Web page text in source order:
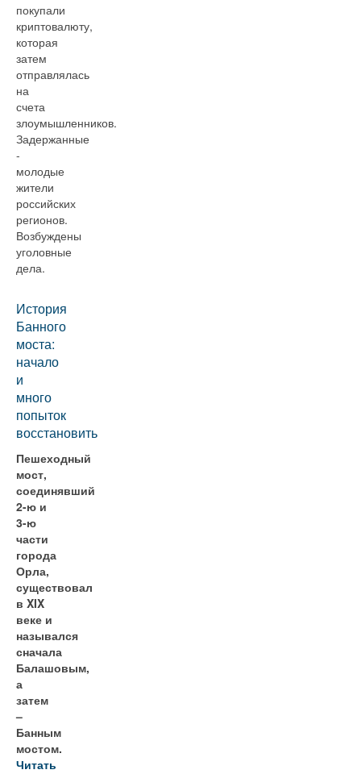
покупали
криптовалюту,
которая
затем
отправлялась
на
счета
злоумышленников.
Задержанные
-
молодые
жители
российских
регионов.
Возбуждены
уголовные
дела.
История
Банного
моста:
начало
и
много
попыток
восстановить
Пешеходный
мост,
соединявший
2-ю и
3-ю
части
города
Орла,
существовал
в XIX
веке и
назывался
сначала
Балашовым,
а
затем
–
Банным
мостом.
Читать